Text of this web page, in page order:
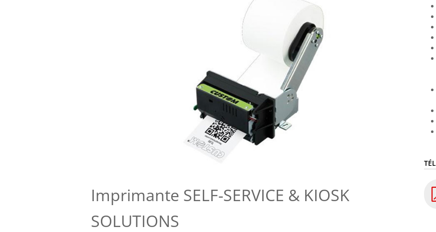
Imprimante SELF-SERVICE & KIOSK
SOLUTIONS